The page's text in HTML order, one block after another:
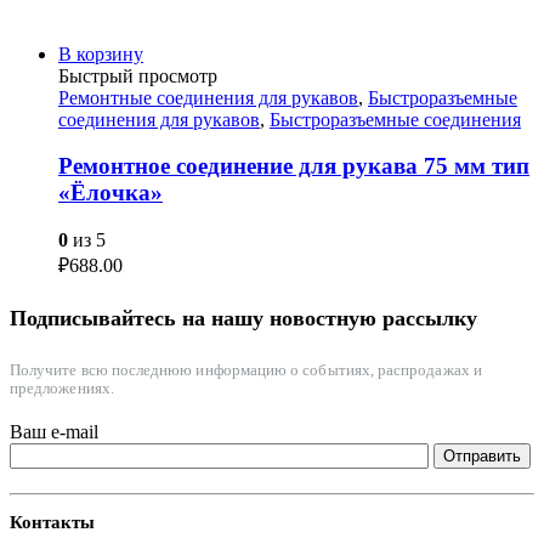
В корзину
Быстрый просмотр
Ремонтные соединения для рукавов, Быстроразъемные
соединения для рукавов, Быстроразъемные соединения
Ремонтное соединение для рукава 75 мм тип
«Ёлочка»
0 из 5
₽688.00
Подписывайтесь на нашу новостную рассылку
Получите всю последнюю информацию о событиях, распродажах и
предложениях.
Ваш e-mail
Контакты